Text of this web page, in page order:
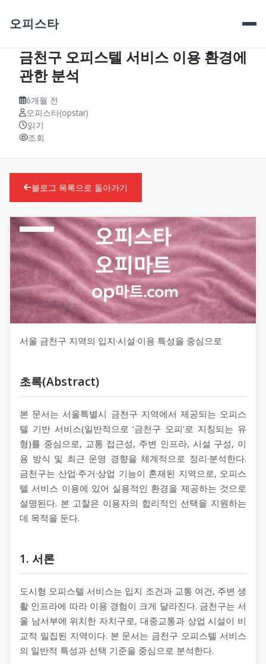
오피스타
금천구 오피스텔 서비스 이용 환경에
관한 분석
6개월 전
오피스타(opstar)
읽기
조회
블로그 목록으로 돌아가기
서울 금천구 지역의 입지·시설·이용 특성을 중심으로
초록(Abstract)
본 문서는 서울특별시 금천구 지역에서 제공되는 오피스
텔 기반 서비스(일반적으로 ‘금천구 오피’로 지칭되는 유
형)를 중심으로, 교통 접근성, 주변 인프라, 시설 구성, 이
용 방식 및 최근 운영 경향을 체계적으로 정리·분석한다.
금천구는 산업·주거·상업 기능이 혼재된 지역으로, 오피스
텔 서비스 이용에 있어 실용적인 환경을 제공하는 것으로
설명된다. 본 고찰은 이용자의 합리적인 선택을 지원하는
데 목적을 둔다.
1. 서론
도시형 오피스텔 서비스는 입지 조건과 교통 여건, 주변 생
활 인프라에 따라 이용 경험이 크게 달라진다. 금천구는 서
울 남서부에 위치한 자치구로, 대중교통과 상업 시설이 비
교적 밀집된 지역이다. 본 문서는 금천구 오피스텔 서비스
의 일반적 특성과 선택 기준을 중심으로 분석한다.